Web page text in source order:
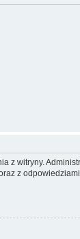
z witryny.
z